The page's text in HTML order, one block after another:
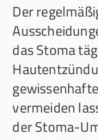
Der
das Stoma
vermeiden
der Stoma-